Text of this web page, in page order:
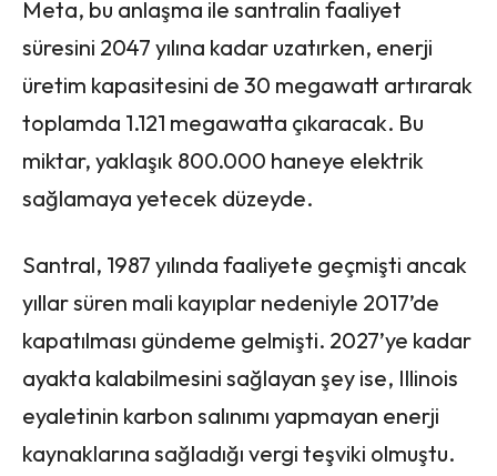
Meta, bu anlaşma ile santralin faaliyet
süresini 2047 yılına kadar uzatırken, enerji
üretim kapasitesini de 30 megawatt artırarak
toplamda 1.121 megawatta çıkaracak. Bu
miktar, yaklaşık 800.000 haneye elektrik
sağlamaya yetecek düzeyde.
Santral, 1987 yılında faaliyete geçmişti ancak
yıllar süren mali kayıplar nedeniyle 2017’de
kapatılması gündeme gelmişti. 2027’ye kadar
ayakta kalabilmesini sağlayan şey ise, Illinois
eyaletinin karbon salınımı yapmayan enerji
kaynaklarına sağladığı vergi teşviki olmuştu.